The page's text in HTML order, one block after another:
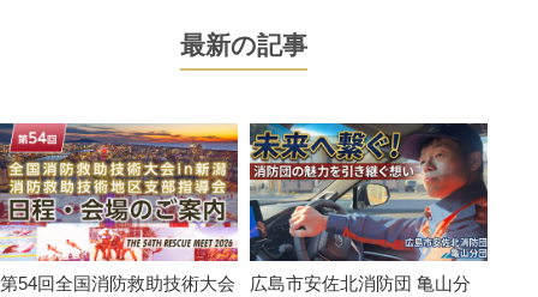
最新の記事
第54回全国消防救助技術大会
広島市安佐北消防団 亀山分